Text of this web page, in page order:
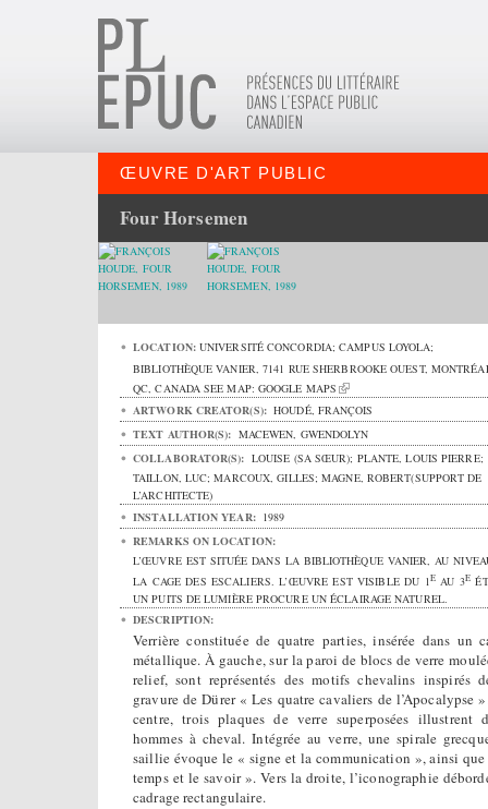
ŒUVRE D'ART PUBLIC
Four Horsemen
LOCATION: UNIVERSITÉ CONCORDIA; CAMPUS LOYOLA;
BIBLIOTHÈQUE VANIER,7141 RUE SHERBROOKE OUEST,
QC,CANADA SEE MAP: GOOGLE MAPS
ARTWORK CREATOR(S): HOUDÉ, FRANÇOIS
TEXT AUTHOR(S): MACEWEN, GWENDOLYN
COLLABORATOR(S): LOUISE (SA SŒUR); PLANTE, LOUIS PIERRE;
TAILLON, LUC; MARCOUX, GILLES; MAGNE, ROBERT(SUPPORT DE
L’ARCHITECTE)
INSTALLATION YEAR: 1989
REMARKS ON LOCATION:
L’ŒUVRE EST SITUÉE DANS LA BIBLIOTHÈQUE VANIER, AU
LA CAGE DES ESCALIERS. L’ŒUVRE EST VISIBLE DU 1EAU 3E
UN PUITS DE LUMIÈRE PROCURE UN ÉCLAIRAGE NATUREL.
DESCRIPTION:
Verrière constituée de quatre parties, insérée dans un
métallique. À gauche, sur la paroi de blocs de verre
relief, sont représentés des motifs chevalins inspirés
gravure de Dürer « Les quatre cavaliers de l’Apocalypse
centre, trois plaques de verre superposées illustrent
hommes à cheval. Intégrée au verre, une spirale
saillie évoque le « signe et la communication », ainsi
temps et le savoir ». Vers la droite, l’iconographie
cadrage rectangulaire.